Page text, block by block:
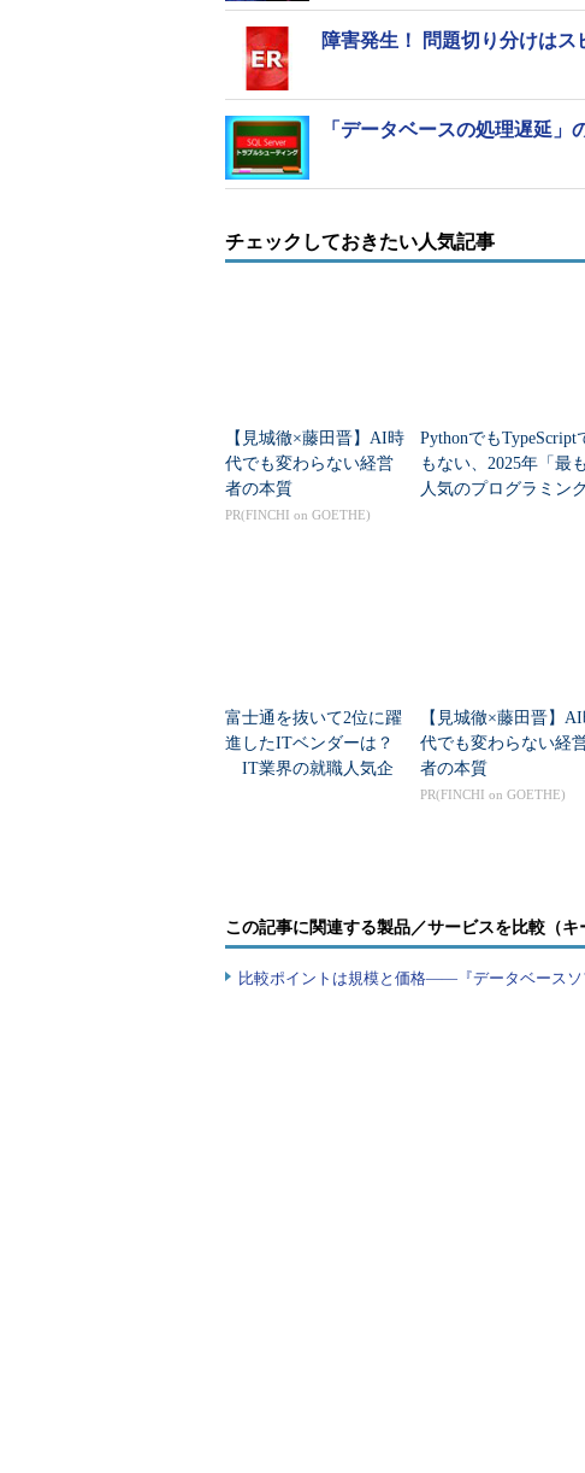
リが作成され、エラー調査用のイン
ントファイルが格納される
監査ファイル
明示的に行っていない場合でも、デ
ベースの起動と停止、SYSDBA／
る）
クライアントからの接続要求（クラ
ントのホスト名や接続先インスタン
も「どこに格納されているのか」を認
す。
を解説する予定です。
筆者紹介
サポート業務に従事。2017年現在はサポート
障害発生！ 問題切り分けはス
「データベースの処理遅延」
チェックしておきたい人気記事
【見城徹×藤田晋】AI時
代でも変わらない経営
者の本質
PR(FINCHI on GOETHE)
PythonでもTypeScript
もない、2025年「最も
人気のプログラミン
富士通を抜いて2位に躍
進したITベンダーは？
IT業界の就職人気企
【見城徹×藤田晋】
代でも変わらない経
者の本質
PR(FINCHI on GOETHE)
この記事に関連する製品／サービスを比較（キ
比較ポイントは規模と価格――『データベース